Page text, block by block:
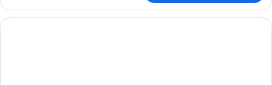
de
lujo,
2